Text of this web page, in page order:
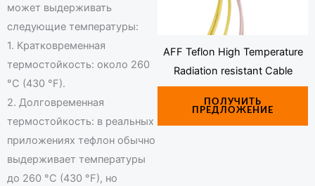
может выдерживать
следующие температуры:
1. Кратковременная
термостойкость: около 260
°C (430 °F).
2. Долговременная
термостойкость: в реальных
приложениях тефлон обычно
выдерживает температуры
до 260 °C (430 °F), но
AFF Teflon High Temperature
Radiation resistant Cable
ПОЛУЧИТЬ
ПРЕДЛОЖЕНИЕ